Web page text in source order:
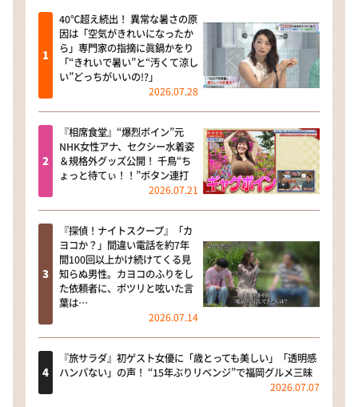
ポツンと一軒家
ザキ山小屋本館
ぺこぱのまるスポ
40℃超え続出！ 異常な暑さの原
因は「空気がきれいになったか
ら」専門家の指摘に眞鍋かをり
「“きれいで暑い”と“汚くて涼し
い”どっちがいいの!?」
2026.07.28
『相席食堂』“爆烈ボイン”元
NHK女性アナ、セクシー水着姿
＆規格外グッズ公開！ 千鳥“ち
ょっと待てぃ！！”ボタン連打
2026.07.21
『探偵！ナイトスクープ』「カ
ヨコか？」間違い電話を約7年
間100回以上かけ続けてくる見
知らぬ男性。カヨコのふりをし
た依頼者に、ポツリと呟いた言
葉は…
2026.07.14
『旅サラダ』初ゲスト女優に「歳とっても美しい」「透明感
ハンパない」の声！ “15年ぶりリベンジ”で福岡グルメ三昧
2026.07.07